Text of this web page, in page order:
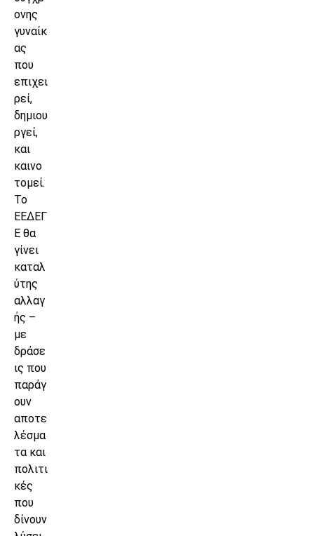
ονης
γυναίκ
ας
που
επιχει
ρεί,
δημιου
ργεί,
και
καινο
τομεί.
Το
ΕΕΔΕΓ
Ε θα
γίνει
καταλ
ύτης
αλλαγ
ής –
με
δράσε
ις που
παράγ
ουν
αποτε
λέσμα
τα και
πολιτι
κές
που
δίνουν